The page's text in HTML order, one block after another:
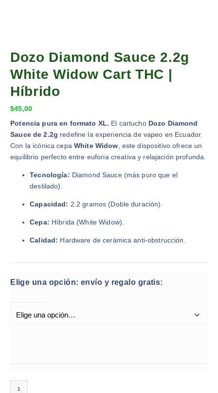
Dozo Diamond Sauce 2.2g
White Widow Cart THC |
Híbrido
$45,00
Potencia pura en formato XL. El cartucho Dozo Diamond
Sauce de 2.2g redefine la experiencia de vapeo en Ecuador.
Con la icónica cepa White Widow , este dispositivo ofrece un
equilibrio perfecto entre euforia creativa y relajación profunda.
Tecnología: Diamond Sauce (más puro que el
destilado).
Capacidad: 2.2 gramos (Doble duración).
Cepa: Híbrida (White Widow).
Calidad: Hardware de cerámica anti-obstrucción.
Elige una opción: envío y regalo gratis: